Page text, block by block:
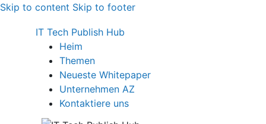
Skip to content Skip to footer
IT Tech Publish Hub
Heim
Themen
Neueste Whitepaper
Unternehmen AZ
Kontaktiere uns